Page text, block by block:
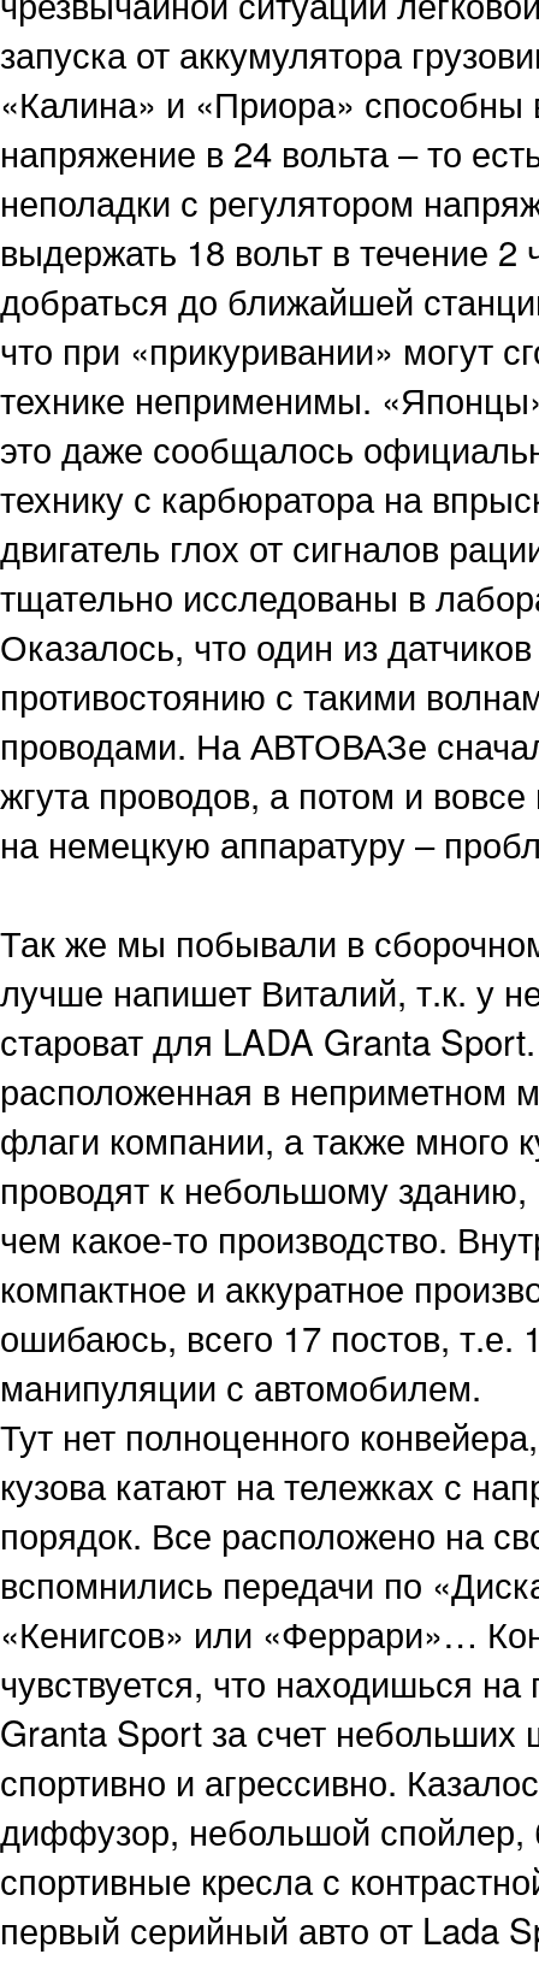
запуска от аккумулятора
«Калина» и «Приора»
напряжение в 24 вольта – то
неполадки с регулятором
выдержать 18 вольт в течение
добраться до ближайшей
что при «прикуривании» могут
технике неприменимы.
это даже сообщалось
технику с карбюратора на
двигатель глох от сигналов
тщательно исследованы в
Оказалось, что один из
противостоянию с такими
проводами. На АВТОВАЗе
жгута проводов, а потом и
на немецкую аппаратуру –
Так же мы побывали в
лучше напишет Виталий, т.к. у
староват для LADA Granta
расположенная в неприметном
флаги компании, а также много
проводят к небольшому
чем какое-то производство.
компактное и аккуратное
ошибаюсь, всего 17 постов, т.е.
манипуляции с автомобилем.
Тут нет полноценного
кузова катают на тележках с
порядок. Все расположено на
вспомнились передачи по
«Кенигсов» или «Феррари»…
чувствуется, что находишься на
Granta Sport за счет небольших
спортивно и агрессивно.
диффузор, небольшой спойлер,
спортивные кресла с
первый серийный авто от Lada